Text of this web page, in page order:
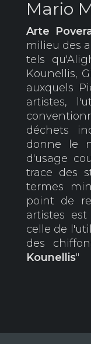
Mario
Arte
milieu des
tels
Kounellis,
auxquels
artistes,
déchets
donne le
d'usage
trace des
termes
point de
artistes
celle de
des
Kounellis"